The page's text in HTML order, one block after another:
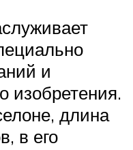
и
изобретения.
длина
в его